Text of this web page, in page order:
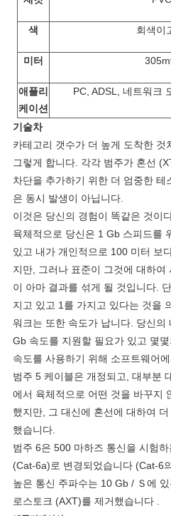
색 회색이
미터
애플리
케이션
PC, ADSL, 네트워크
기술차
카테고리 갯수가 더 높게 도착한
그렇게 합니다. 각각 범주가 혼선
차단을 추가하기 위한 더 엄중한 테
은 동시 발생이 아닙니다.
이것은 당신의 경험이 똑같은 것이
육체적으로 당신은 1 Gb 스피드를
있고 내가 개인적으로 100 미터 보
지만, 그러나 표준이 그것에 대하여
이 아마 결과를 섞게 될 것입니다.
지고 있고 1를 가지고 있다는 것을
워크는 또한 속도가 납니다. 당신의
Gb 속도를 지원할 필요가 있고 몇
속도를 사용하기 위해 소프트웨어
범주 5 케이블은 개정되고, 대부분
에서 육체적으로 어떤 것을 바꾸지
했지만, 그 대신에 혼선에 대하여
했습니다.
범주 6은 500 마하즈 통신을 시험
(Cat-6a)로 변경되었습니다 (Cat-6
높은 통신 주파수는 10 Gb / Ｓ에
로스토크 (AXT)를 제거했습니다 .